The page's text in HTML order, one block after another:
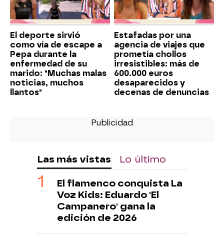
El deporte sirvió
como vía de escape a
Pepa durante la
enfermedad de su
marido: "Muchas malas
noticias, muchos
llantos"
Estafadas por una
agencia de viajes que
prometía chollos
irresistibles: más de
600.000 euros
desaparecidos y
decenas de denuncias
Las más vistas Lo último
El flamenco conquista La
Voz Kids: Eduardo 'El
Campanero' gana la
edición de 2026